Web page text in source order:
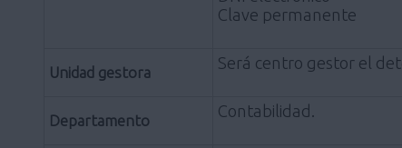
Clave permanente
Unidad gestora
Será centro gestor el
Departamento
Contabilidad.